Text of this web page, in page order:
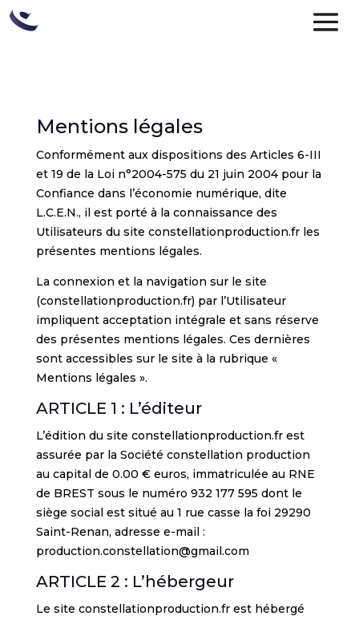
Mentions légales
Conformément aux dispositions des Articles 6-III
et 19 de la Loi n°2004-575 du 21 juin 2004 pour la
Confiance dans l’économie numérique, dite
L.C.E.N., il est porté à la connaissance des
Utilisateurs du site constellationproduction.fr les
présentes mentions légales.
La connexion et la navigation sur le site
(constellationproduction.fr) par l’Utilisateur
impliquent acceptation intégrale et sans réserve
des présentes mentions légales. Ces dernières
sont accessibles sur le site à la rubrique «
Mentions légales ».
ARTICLE 1 : L’éditeur
L’édition du site constellationproduction.fr est
assurée par la Société constellation production
au capital de 0.00 € euros, immatriculée au RNE
de BREST sous le numéro 932 177 595 dont le
siège social est situé au 1 rue casse la foi 29290
Saint-Renan, adresse e-mail :
production.constellation@gmail.com
ARTICLE 2 : L’hébergeur
Le site constellationproduction.fr est hébergé